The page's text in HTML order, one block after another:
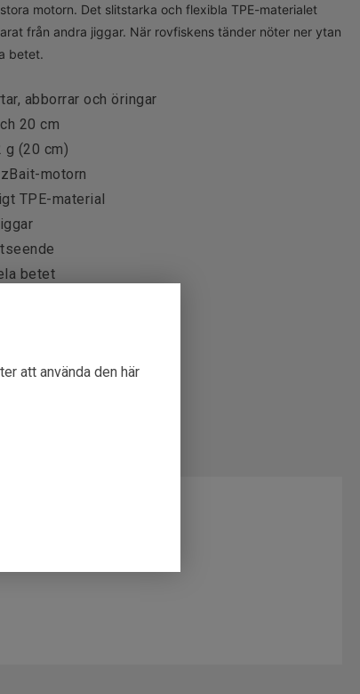
att använda den här
motorn. Det slitstarka och flexibla TPE-materialet
från andra jiggar. När rovfiskens tänder nöter ner ytan
betet.
abborrar och öringar
20 cm
g (20 cm)
motorn
TPE-material
betet